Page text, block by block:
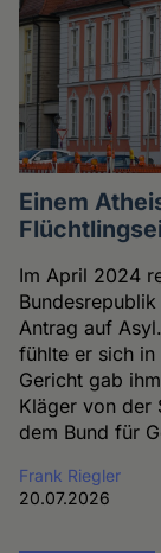
Einem
Im April 2024
Antrag auf
fühlte er sich
Gericht gab
Kläger von der
dem Bund für
Frank Riegler
20.07.2026